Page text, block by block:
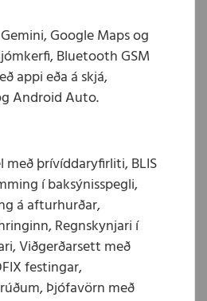
Google Maps og
Bluetooth GSM
appi eða á skjá,
Android Auto.
með þrívíddaryfirliti, BLIS
í baksýnisspegli,
á afturhurðar,
Regnskynjari í
Viðgerðarsett með
festingar,
Þjófavörn með